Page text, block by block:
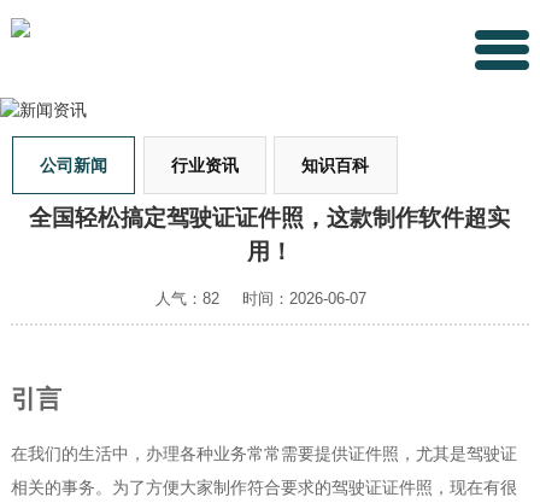
公司新闻 行业资讯 知识百科
全国轻松搞定驾驶证证件照，这款制作软件超实
用！
人气：82 时间：2026-06-07
引言
在我们的生活中，办理各种业务常常需要提供证件照，尤其是驾驶证
相关的事务。为了方便大家制作符合要求的驾驶证证件照，现在有很